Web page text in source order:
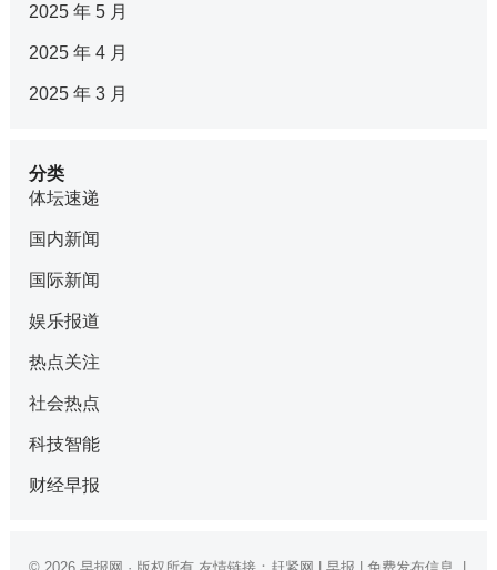
2025 年 5 月
2025 年 4 月
2025 年 3 月
分类
体坛速递
国内新闻
国际新闻
娱乐报道
热点关注
社会热点
科技智能
财经早报